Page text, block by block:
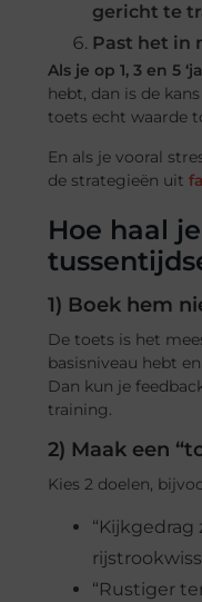
gericht te
Past het in
Als je op 1, 3 en 5
hebt, dan is de
toets echt waarde
En als je vooral
de strategieën uit
Hoe haal
1) Boek hem
De toets is het
basisniveau hebt
Dan kun je
training.
2) Maak een
Kies 2 doelen,
“Rustiger